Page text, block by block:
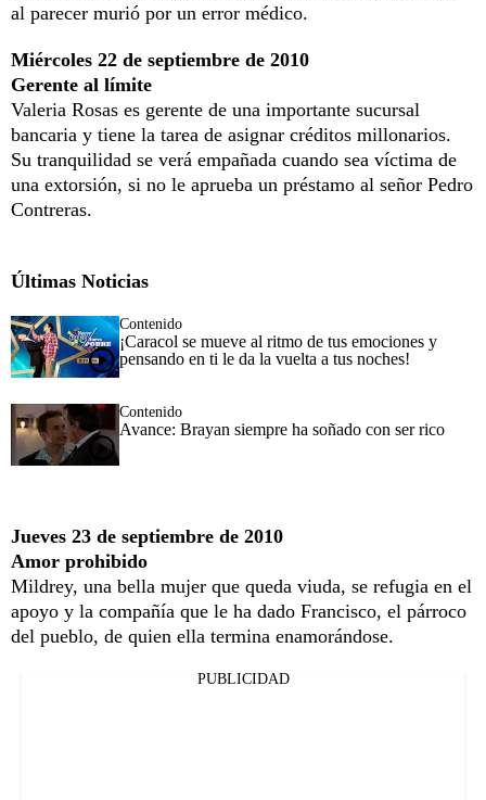
al parecer murió por un error médico.
Miércoles 22 de septiembre de 2010
Gerente al límite
Valeria Rosas es gerente de una importante sucursal
bancaria y tiene la tarea de asignar créditos millonarios.
Su tranquilidad se verá empañada cuando sea víctima de
una extorsión, si no le aprueba un préstamo al señor Pedro
Contreras.
Últimas Noticias
Contenido
¡Caracol se mueve al ritmo de tus emociones y
pensando en ti le da la vuelta a tus noches!
Contenido
Avance: Brayan siempre ha soñado con ser rico
Jueves 23 de septiembre de 2010
Amor prohibido
Mildrey, una bella mujer que queda viuda, se refugia en el
apoyo y la compañía que le ha dado Francisco, el párroco
del pueblo, de quien ella termina enamorándose.
PUBLICIDAD